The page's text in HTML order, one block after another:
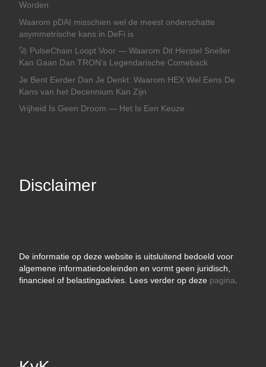
Worden
Waarom pDAI misschien wel de meest onderschatte
asymmetrische kans in DeFi is
🚀 PulseChain Loopt Voor — Waarom Dit Herstel Sneller
Kan Gaan Dan TRON’s Legendarische Comeback
Je Bent Eerder Dan Je Denkt: Waarom HEX Wel Eens De
Kans van het Decennium Kan Zijn
Vrijheid Is Geen Droom — Het Is Een Keuze
Disclaimer
De informatie op deze website is uitsluitend bedoeld voor
algemene informatiedoeleinden en vormt geen juridisch,
financieel of belastingadvies. Lees verder op deze pagina